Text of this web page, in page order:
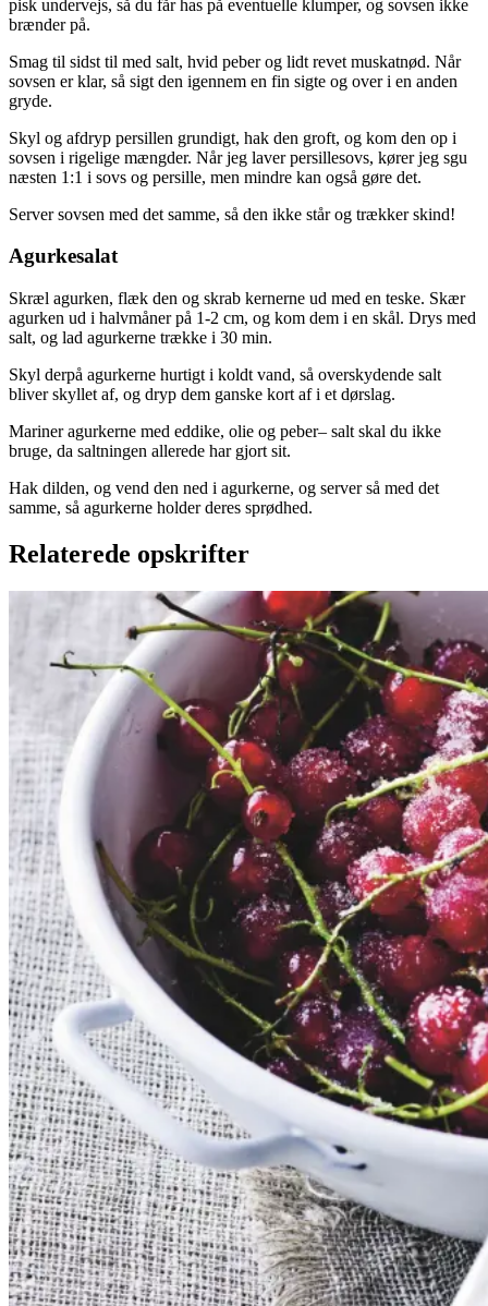
pisk undervejs, så du får has på eventuelle klumper, og sovsen ikke
brænder på.
Smag til sidst til med salt, hvid peber og lidt revet muskatnød. Når
sovsen er klar, så sigt den igennem en fin sigte og over i en anden
gryde.
Skyl og afdryp persillen grundigt, hak den groft, og kom den op i
sovsen i rigelige mængder. Når jeg laver persillesovs, kører jeg sgu
næsten 1:1 i sovs og persille, men mindre kan også gøre det.
Server sovsen med det samme, så den ikke står og trækker skind!
Agurkesalat
Skræl agurken, flæk den og skrab kernerne ud med en teske. Skær
agurken ud i halvmåner på 1-2 cm, og kom dem i en skål. Drys med
salt, og lad agurkerne trække i 30 min.
Skyl derpå agurkerne hurtigt i koldt vand, så overskydende salt
bliver skyllet af, og dryp dem ganske kort af i et dørslag.
Mariner agurkerne med eddike, olie og peber– salt skal du ikke
bruge, da saltningen allerede har gjort sit.
Hak dilden, og vend den ned i agurkerne, og server så med det
samme, så agurkerne holder deres sprødhed.
Relaterede opskrifter
Rysteribs Rysteribs
Gem opskrift
Dessert
Dansk mad
Sommermad
De rødlige bær er en sand
sommerklassiker. De har en frisk
og syrlig smag, som når de koges
op med sukker, udgør et dejligt
tilbehør til søde sager. De kan
serveres både til is, en kage eller
bare med letpisket flødeskum eller
skyr rørt lind med lidt mælk.